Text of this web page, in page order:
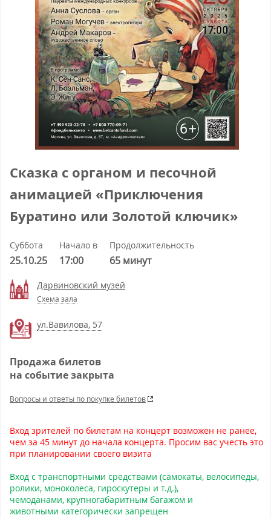
Сказка с органом и песочной
анимацией «Приключения
Буратино или Золотой ключик»
Суббота
25.10.25
Начало в
17:00
Продолжительность
65 минут
Дарвиновский музей
Схема зала
ул.Вавилова, 57
Продажа билетов
на событие закрыта
Вопросы и ответы по покупке билетов
Вход зрителей по билетам на концерт возможен не ранее,
чем за 45 минут до начала концерта. Просим вас учесть это
при планировании своего визита
Вход с транспортными средствами (самокаты, велосипеды,
ролики, моноколеса, гироскутеры и т.д.),
чемоданами, крупногабаритным багажом и
животными категорически запрещен